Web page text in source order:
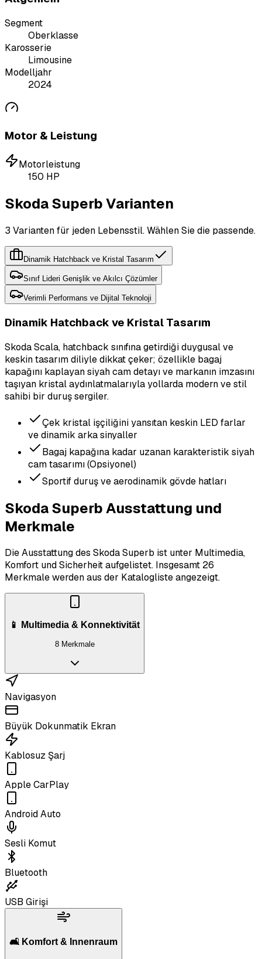
Segment
Oberklasse
Karosserie
Limousine
Modelljahr
2024
Motor & Leistung
Motorleistung
150 HP
Skoda Superb Varianten
3 Varianten für jeden Lebensstil. Wählen Sie die passende.
Dinamik Hatchback ve Kristal Tasarım
Sınıf Lideri Genişlik ve Akılcı Çözümler
Verimli Performans ve Dijital Teknoloji
Dinamik Hatchback ve Kristal Tasarım
Skoda Scala, hatchback sınıfına getirdiği duygusal ve
keskin tasarım diliyle dikkat çeker; özellikle bagaj
kapağını kaplayan siyah cam detayı ve markanın imzasını
taşıyan kristal aydınlatmalarıyla yollarda modern ve stil
sahibi bir duruş sergiler.
Çek kristal işçiliğini yansıtan keskin LED farlar
ve dinamik arka sinyaller
Bagaj kapağına kadar uzanan karakteristik siyah
cam tasarımı (Opsiyonel)
Sportif duruş ve aerodinamik gövde hatları
Skoda Superb Ausstattung und
Merkmale
Die Ausstattung des Skoda Superb ist unter Multimedia,
Komfort und Sicherheit aufgelistet. Insgesamt 26
Merkmale werden aus der Katalogliste angezeigt.
📱 Multimedia & Konnektivität
8 Merkmale
Navigasyon
Büyük Dokunmatik Ekran
Kablosuz Şarj
Apple CarPlay
Android Auto
Sesli Komut
Bluetooth
USB Girişi
🛋️ Komfort & Innenraum